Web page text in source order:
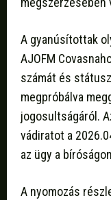
A gyanúsítottak
AJOFM
számát és
megpróbálva
jogosultságáról.
vádiratot a
az ügy a
A nyomozás